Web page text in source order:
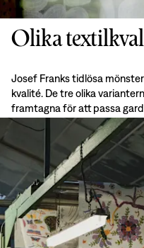
Olika
Josef Franks tidlösa
kvalité. De tre olika
framtagna för att passa